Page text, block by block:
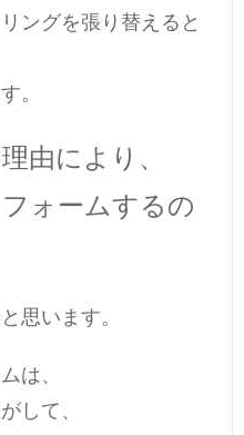
ングを張り替えると
。
由により、
ォームするの
思います。
は、
して、